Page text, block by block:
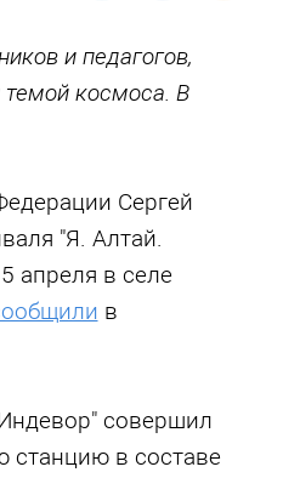
и педагогов,
темой космоса. В
Сергей
"Я. Алтай.
апреля в селе
в
совершил
станцию в составе